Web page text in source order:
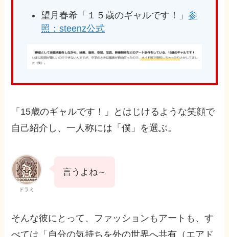
望月春希「１５歳のギャルです！」参
照：steenz公式
「15歳のギャルです！」とはじけるような笑顔で
自己紹介し、一人称には「僕」を選ぶ。
ドラミ
言うよね～
そんな彼にとって、ファッションもアートも、す
べては「自分の気持ちを外の世界へ共有（エアド